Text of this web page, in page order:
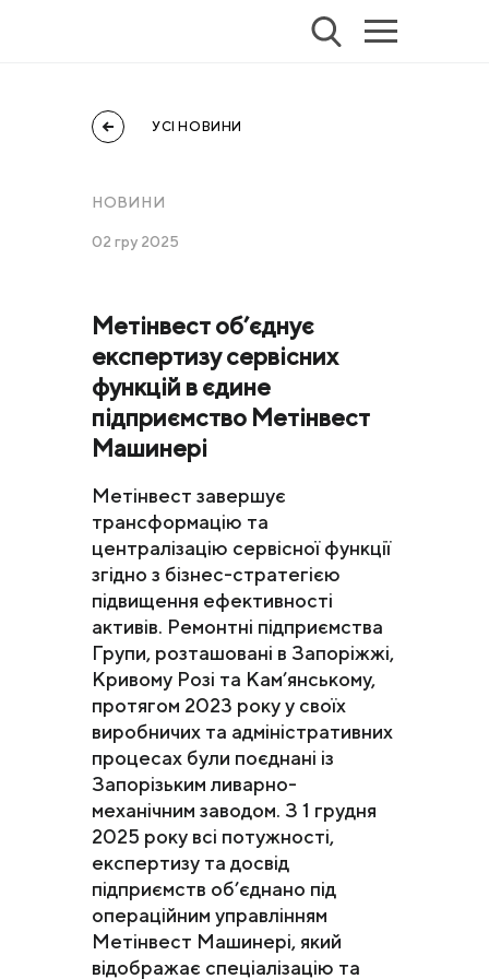
УСІ НОВИНИ
НОВИНИ
02 гру 2025
Метінвест об’єднує
експертизу сервісних
функцій в єдине
підприємство Метінвест
Машинері
Метінвест завершує
трансформацію та
централізацію сервісної функції
згідно з бізнес-стратегією
підвищення ефективності
активів. Ремонтні підприємства
Групи, розташовані в Запоріжжі,
Кривому Розі та Кам’янському,
протягом 2023 року у своїх
виробничих та адміністративних
процесах були поєднані із
Запорізьким ливарно-
механічним заводом. З 1 грудня
2025 року всі потужності,
експертизу та досвід
підприємств об’єднано під
операційним управлінням
Метінвест Машинері, який
відображає спеціалізацію та